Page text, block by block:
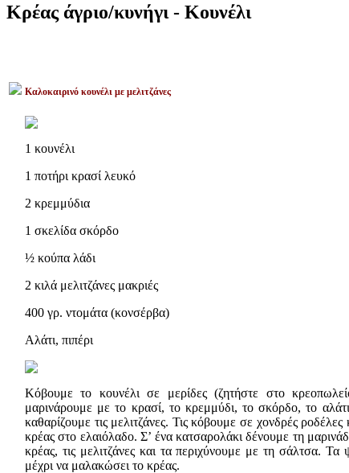
Κρέας άγριο/κυνήγι - Κουνέλι
Καλοκαιρινό κουνέλι με μελιτζάνες
1 κουνέλι
1 ποτήρι κρασί λευκό
2 κρεμμύδια
1 σκελίδα σκόρδο
½ κούπα λάδι
2 κιλά μελιτζάνες μακριές
400 γρ. ντομάτα (κονσέρβα)
Αλάτι, πιπέρι
Κόβουμε το κουνέλι σε μερίδες (ζητήστε στο
μαρινάρουμε με το κρασί, το κρεμμύδι, το σκόρδο, το
καθαρίζουμε τις μελιτζάνες. Τις κόβουμε σε χονδρές
κρέας στο ελαιόλαδο. Σ’ ένα κατσαρολάκι δένουμε τη
κρέας, τις μελιτζάνες και τα περιχύνουμε με τη σάλτσα.
μέχρι να μαλακώσει το κρέας.